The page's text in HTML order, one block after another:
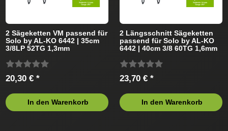
2 Sägeketten VM passend für
Solo by AL-KO 6442 | 35cm
3/8LP 52TG 1,3mm
20,30 € *
In den Warenkorb
2 Längsschnitt Sägeketten
passend für Solo by AL-KO
6442 | 40cm 3/8 60TG 1,6mm
23,70 € *
In den Warenkorb